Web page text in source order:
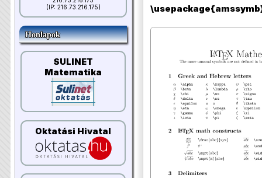
(IP: 216.73.216.175)
Honlapok
SULINET
Matematika
Oktatási Hivatal